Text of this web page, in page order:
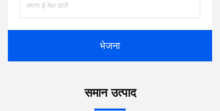
भेजना
समान उत्पाद